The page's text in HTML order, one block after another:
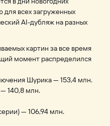
для всех загруженных
AI-дубляж на разных
картин за все время
момент распределился
Шурика — 153,4 млн.
140,8 млн.
— 106,94 млн.